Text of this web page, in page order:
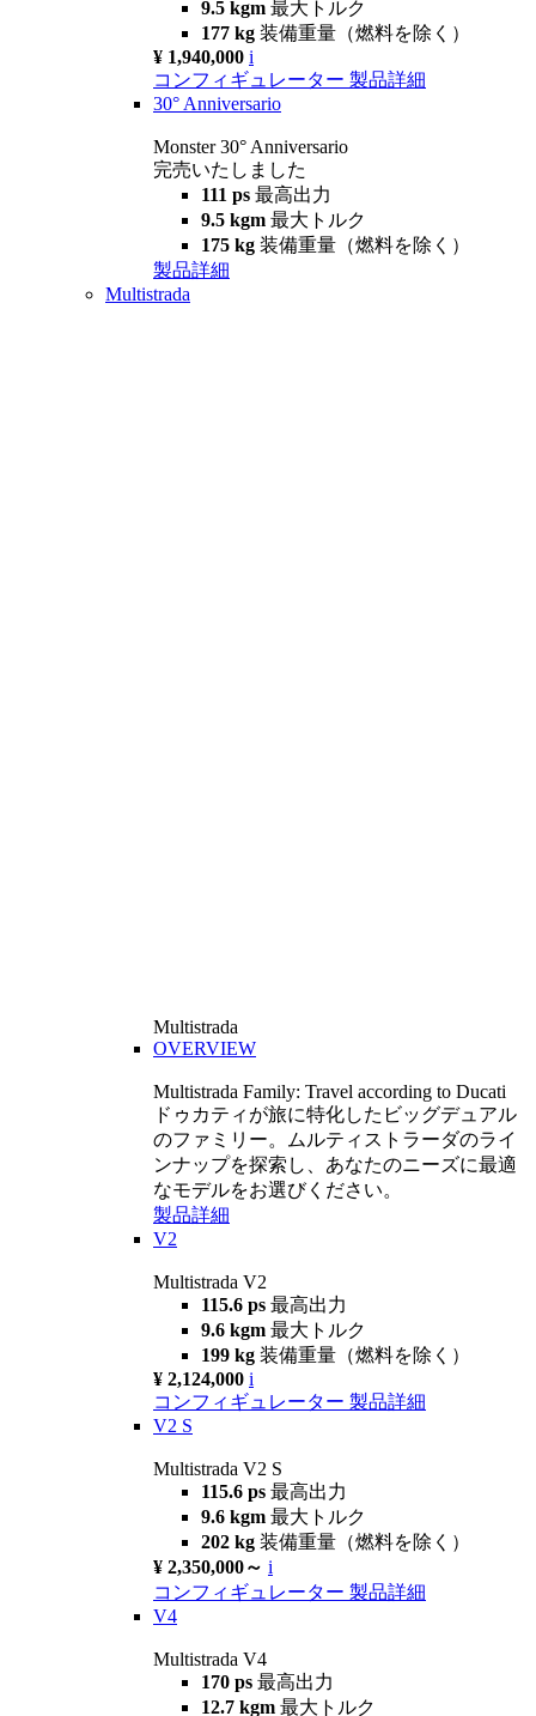
9.5 kgm 最大トルク
177 kg 装備重量（燃料を除く）
¥ 1,940,000 i
コンフィギュレーター 製品詳細
30° Anniversario
Monster 30° Anniversario
完売いたしました
111 ps 最高出力
9.5 kgm 最大トルク
175 kg 装備重量（燃料を除く）
製品詳細
Multistrada
Multistrada
OVERVIEW
Multistrada Family: Travel according to Ducati
ドゥカティが旅に特化したビッグデュアル
のファミリー。ムルティストラーダのライ
ンナップを探索し、あなたのニーズに最適
なモデルをお選びください。
製品詳細
V2
Multistrada V2
115.6 ps 最高出力
9.6 kgm 最大トルク
199 kg 装備重量（燃料を除く）
¥ 2,124,000 i
コンフィギュレーター 製品詳細
V2 S
Multistrada V2 S
115.6 ps 最高出力
9.6 kgm 最大トルク
202 kg 装備重量（燃料を除く）
¥ 2,350,000～ i
コンフィギュレーター 製品詳細
V4
Multistrada V4
170 ps 最高出力
12.7 kgm 最大トルク